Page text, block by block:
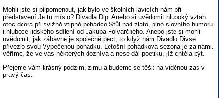
Mohli jste si připomenout, jak bylo ve školních lavicích nám při
představení Je tu místo? Divadla Dip. Anebo si uvědomit hluboký vztah
otec-dcera při svižně vtipné pohádce Stůl nad zlato, plné slovního humoru
i hluboce lidského sdílení od Jakuba Folvarčného. Anebo jste si mohli
uvědomit, jak zábavné je společně péct, to když nám Divadlo Divse
přivezlo svou Vypečenou pohádku. Letošní pohádková sezóna je za námi,
věříme, že ve vás některých doznívá a nese dál poetiku, jíž chtěla být.
Přejeme vám krásný podzim, zimu a budeme se těšit na viděnou zas v
pravý čas.